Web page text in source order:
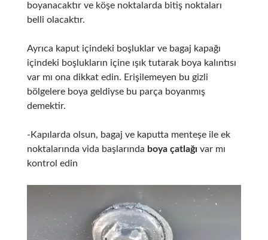
boyanacaktır ve köşe noktalarda bitiş noktaları
belli olacaktır.
Ayrıca kaput içindeki boşluklar ve bagaj kapağı
içindeki boşlukların içine ışık tutarak boya kalıntısı
var mı ona dikkat edin. Erişilemeyen bu gizli
bölgelere boya geldiyse bu parça boyanmış
demektir.
-Kapılarda olsun, bagaj ve kaputta menteşe ile ek
noktalarında vida başlarında boya çatlağı var mı
kontrol edin